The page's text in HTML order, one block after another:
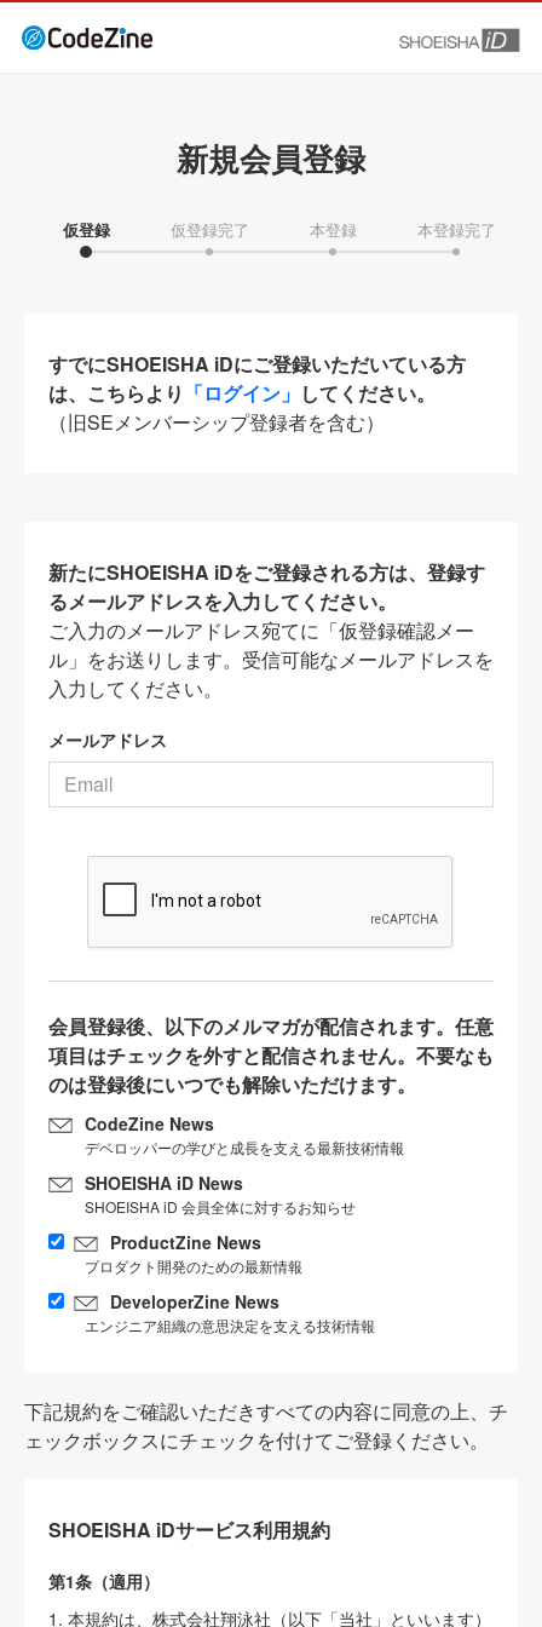
新規会員登録
仮登録 仮登録完了 本登録 本登録完了
すでにSHOEISHA iDにご登録いただいている方
は、こちらより 「ログイン」 してください。
（旧SEメンバーシップ登録者を含む）
新たにSHOEISHA iDをご登録される方は、登録す
るメールアドレスを入力してください。
ご入力のメールアドレス宛てに「仮登録確認メー
ル」をお送りします。受信可能なメールアドレスを
入力してください。
メールアドレス
会員登録後、以下のメルマガが配信されます。任意
項目はチェックを外すと配信されません。不要なも
のは登録後にいつでも解除いただけます。
CodeZine News
デベロッパーの学びと成長を支える最新技術情報
SHOEISHA iD News
SHOEISHA iD 会員全体に対するお知らせ
ProductZine News
プロダクト開発のための最新情報
DeveloperZine News
エンジニア組織の意思決定を支える技術情報
下記規約をご確認いただきすべての内容に同意の上、チ
ェックボックスにチェックを付けてご登録ください。
SHOEISHA iDサービス利用規約
第1条（適用）
1. 本規約は、株式会社翔泳社（以下「当社」といいます）